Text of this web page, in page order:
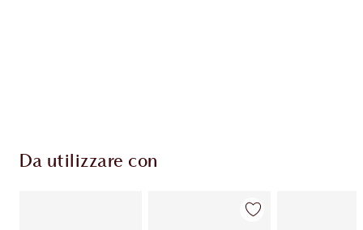
Da utilizzare con